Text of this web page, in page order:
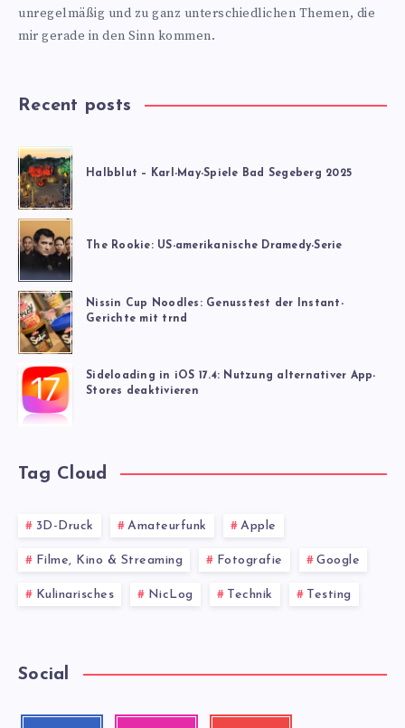
unregelmäßig und zu ganz unterschiedlichen Themen, die
mir gerade in den Sinn kommen.
Recent posts
Halbblut – Karl-May-Spiele Bad Segeberg 2025
The Rookie: US-amerikanische Dramedy-Serie
Nissin Cup Noodles: Genusstest der Instant-
Gerichte mit trnd
Sideloading in iOS 17.4: Nutzung alternativer App-
Stores deaktivieren
Tag Cloud
3D-Druck Amateurfunk Apple
Filme, Kino & Streaming Fotografie Google
Kulinarisches NicLog Technik Testing
Social